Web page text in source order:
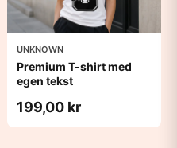
UNKNOWN
Premium T-shirt med
egen tekst
199,00 kr